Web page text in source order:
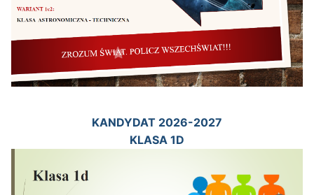
KANDYDAT 2026-2027
KLASA 1D